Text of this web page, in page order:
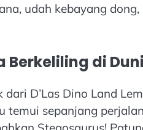
udah kebayang
Berkeliling di
D’Las Dino Land
temui sepanjang